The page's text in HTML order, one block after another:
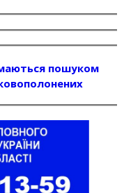
пошуком